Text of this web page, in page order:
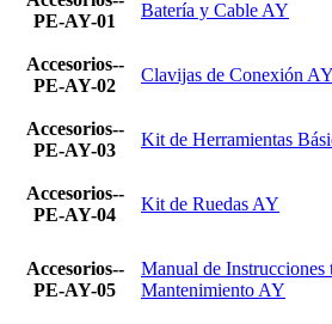
PE-AY-01
Batería y Cable AY
Accesorios--
PE-AY-02
Clavijas de Conexión AY
Accesorios--
PE-AY-03
Kit de Herramientas
Accesorios--
PE-AY-04
Kit de Ruedas AY
Accesorios--
PE-AY-05
Manual de Instrucciones
Mantenimiento AY